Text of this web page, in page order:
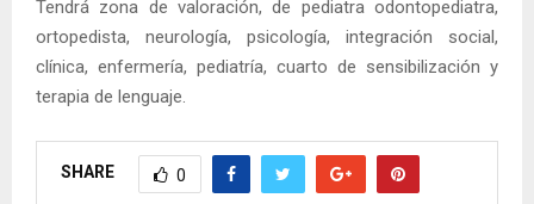
Tendrá zona de valoración, de pediatra odontopediatra,
ortopedista, neurología, psicología, integración social,
clínica, enfermería, pediatría, cuarto de sensibilización y
terapia de lenguaje.
SHARE 0